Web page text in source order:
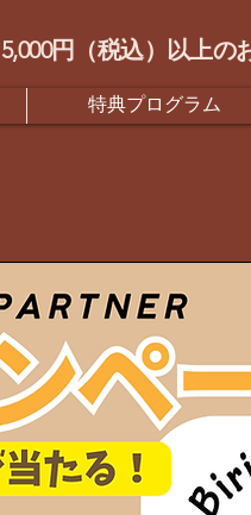
5,000円（税込）以上の
特典プログラム